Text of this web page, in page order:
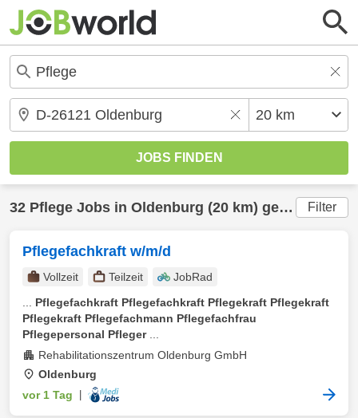
32 Pflege Jobs in Oldenburg (20 km) gefunden Filter
Pflegefachkraft w/m/d
Vollzeit Teilzeit
JobRad
Pflegefachkraft Pflegefachkraft Pflegekraft Pflegekraft
Pflegekraft Pflegefachmann Pflegefachfrau
Pflegepersonal Pfleger...
Rehabilitationszentrum Oldenburg GmbH
Oldenburg
vor 1 Tag